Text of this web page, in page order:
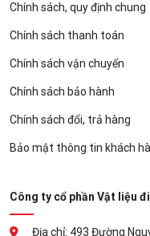
Chính sách, quy định chung
Chính sách thanh toán
Chính sách vận chuyển
Chính sách bảo hành
Chính sách đổi, trả hàng
Bảo mật thông tin khách
Công ty cổ phần Vật liệu
Địa chỉ: 493 Đường